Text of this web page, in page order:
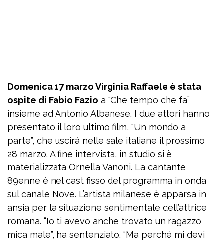
Domenica 17 marzo Virginia Raffaele è stata
ospite di Fabio Fazio a “Che tempo che fa”
insieme ad Antonio Albanese. I due attori hanno
presentato il loro ultimo film, “Un mondo a
parte”, che uscirà nelle sale italiane il prossimo
28 marzo. A fine intervista, in studio si è
materializzata Ornella Vanoni. La cantante
89enne è nel cast fisso del programma in onda
sul canale Nove. L’artista milanese è apparsa in
ansia per la situazione sentimentale dell’attrice
romana. “Io ti avevo anche trovato un ragazzo
mica male”, ha sentenziato. “Ma perché mi devi